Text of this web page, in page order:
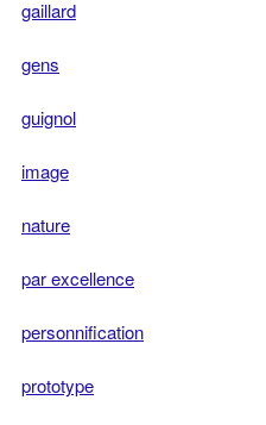
gaillard
gens
guignol
image
nature
par excellence
personnification
prototype